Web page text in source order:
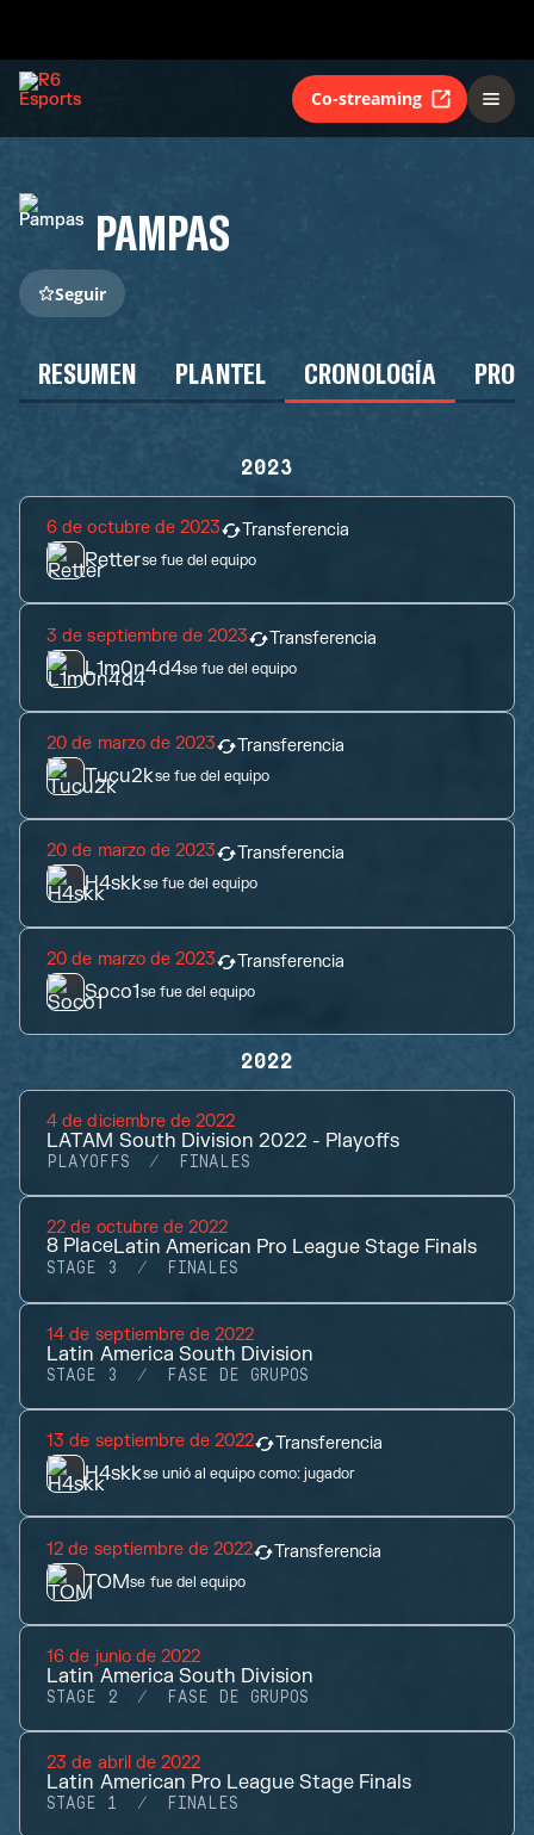
Co-streaming
PAMPAS
Seguir
RESUMEN PLANTEL CRONOLOGÍA
2023
6 de octubre de 2023 Transferencia
Retterse fue del equipo
3 de septiembre de 2023 Transferencia
L1m0n4d4se fue del equipo
20 de marzo de 2023 Transferencia
Tucu2kse fue del equipo
20 de marzo de 2023 Transferencia
H4skkse fue del equipo
20 de marzo de 2023 Transferencia
Soco1se fue del equipo
2022
4 de diciembre de 2022
LATAM South Division 2022 - Playoffs
PLAYOFFS FINALES
22 de octubre de 2022
8 PlaceLatin American Pro League Stage Finals
STAGE 3 FINALES
14 de septiembre de 2022
Latin America South Division
STAGE 3 FASE DE GRUPOS
13 de septiembre de 2022 Transferencia
H4skkse unió al equipo como:jugador
12 de septiembre de 2022 Transferencia
TOMse fue del equipo
16 de junio de 2022
Latin America South Division
STAGE 2 FASE DE GRUPOS
23 de abril de 2022
Latin American Pro League Stage Finals
STAGE 1 FINALES